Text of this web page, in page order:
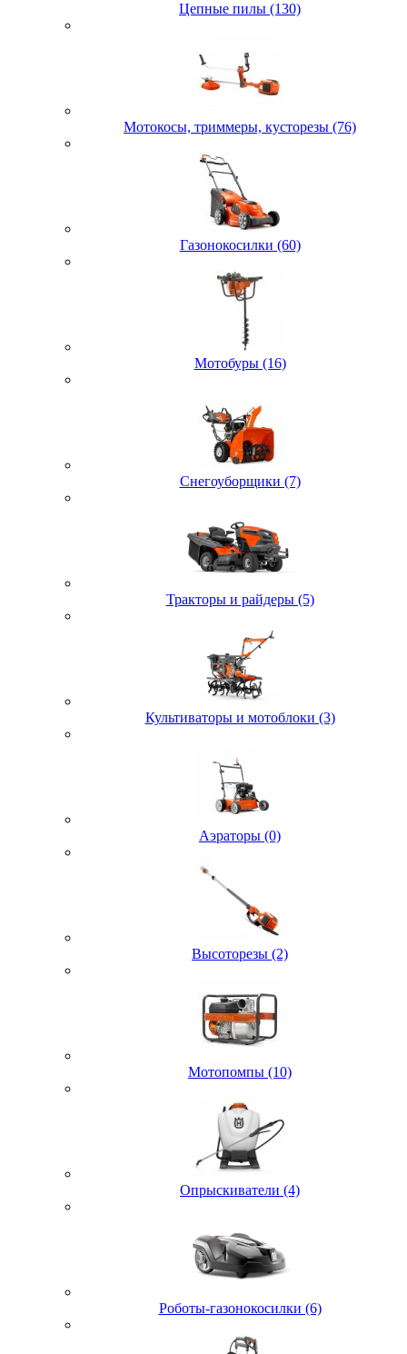
Цепные пилы (130)
Мотокосы, триммеры, кусторезы (76)
Газонокосилки (60)
Мотобуры (16)
Снегоуборщики (7)
Тракторы и райдеры (5)
Культиваторы и мотоблоки (3)
Аэраторы (0)
Высоторезы (2)
Мотопомпы (10)
Опрыскиватели (4)
Роботы-газонокосилки (6)